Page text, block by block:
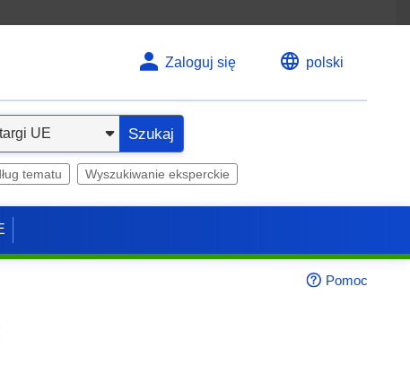
Zaloguj się polski
Szukaj
tematu Wyszukiwanie eksperckie
Pomoc